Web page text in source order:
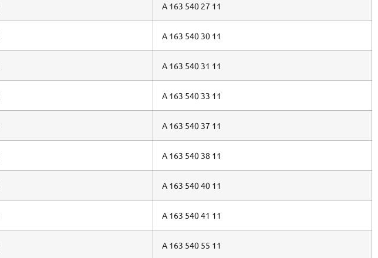
A 163 540 27 11
A 163 540 30 11
A 163 540 31 11
A 163 540 33 11
A 163 540 37 11
A 163 540 38 11
A 163 540 40 11
A 163 540 41 11
A 163 540 55 11